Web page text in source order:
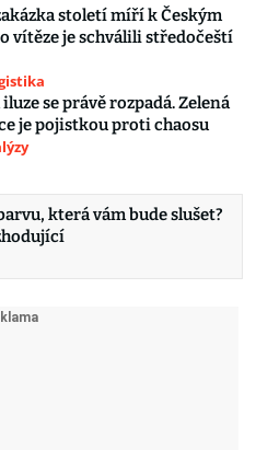
století míří k Českým
vítěze je schválili středočeští
iluze se právě rozpadá. Zelená
je pojistkou proti chaosu
která vám bude slušet?